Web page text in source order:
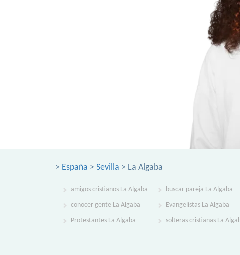
> España > Sevilla > La Algaba
amigos cristianos La Algaba buscar pareja La Algaba
conocer gente La Algaba Evangelistas La Algaba
Protestantes La Algaba solteras cristianas La